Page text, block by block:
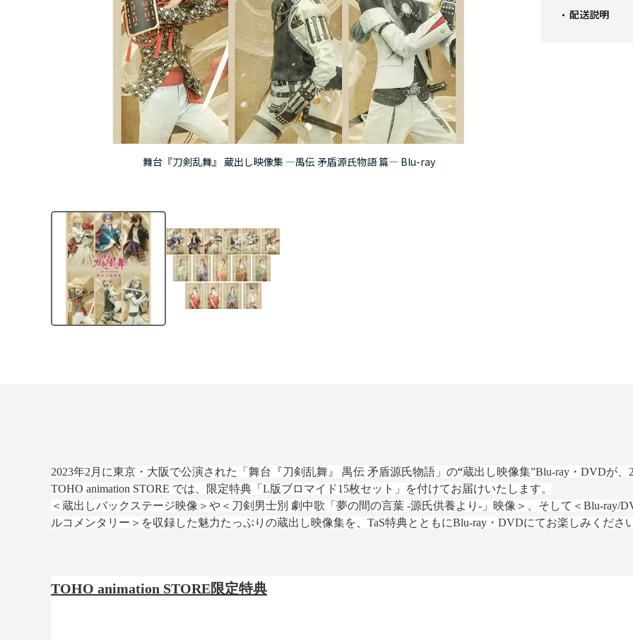
舞台『刀剣乱舞』 蔵出し映像集 ―禺伝 矛盾源氏物語 篇― Blu-ray
配送説明
2023年2月に東京・大阪で公演された「舞台『刀剣乱舞』 禺伝 矛盾源氏物語」の“蔵出し映像集”Blu-ray・DVDが、
TOHO animation STORE では、限定特典「L版ブロマイド15枚セット」を付けてお届けいたします。
＜蔵出しバックステージ映像＞や＜刀剣男士別 劇中歌「夢の間の言葉 -源氏供養より-」映像＞、そして＜Blu-ray/
ルコメンタリー＞を収録した魅力たっぷりの蔵出し映像集を、TaS特典とともにBlu-ray・DVDにてお楽しみくださ
TOHO animation STORE限定特典